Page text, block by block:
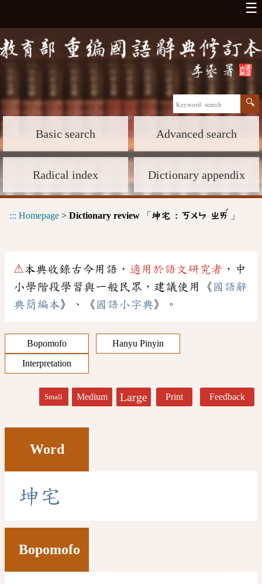
☰
Basic search Advanced search
Radical index Dictionary appendix
::: Homepage > Dictionary review 「 坤宅 : ㄎㄨㄣ ㄓㄞ
ˊ
」
⚠本典收錄古今用語， 適用於語文研究者 ，中
小學階段學習與一般民眾，建議使用《 國語辭
典簡編本》、《 國語小字典》。
Bopomofo
Hanyu Pinyin
Interpretation
Small Medium Large Print Feedback
Word
坤 宅
Bopomofo